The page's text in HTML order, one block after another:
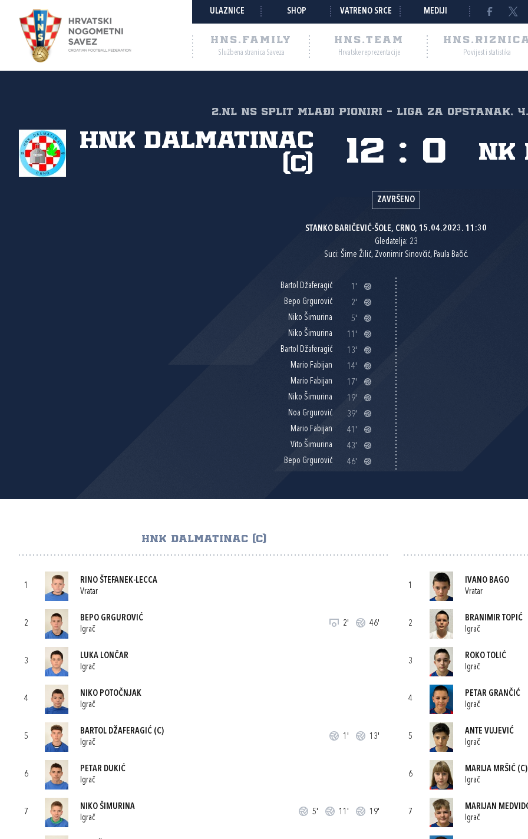
ULAZNICE SHOP VATRENO SRCE MEDIJI
HNS.FAMILY
Službena stranica Saveza
HNS.TEAM
Hrvatske reprezentacije Povijest i statistika
2.NL NS Split Mlađi pioniri - Liga za opstanak,
HNK Dalmatinac
(C)
NK
12 : 0
ZAVRŠENO
STANKO BARIČEVIĆ-ŠOLE, CRNO, 15.04.2023. 11:30
Gledatelja: 23
Suci: Šime Žilić, Zvonimir Sinovčić, Paula Bačić.
Bartol Džaferagić
1'
Bepo Grgurović
2'
Niko Šimurina
5'
Niko Šimurina
11'
Bartol Džaferagić
13'
Mario Fabijan
14'
Mario Fabijan
17'
Niko Šimurina
19'
Noa Grgurović
39'
Mario Fabijan
41'
Vito Šimurina
43'
Bepo Grgurović
46'
HNK DALMATINAC (C)
1
RINO ŠTEFANEK-LECCA
Vratar
2
BEPO GRGUROVIĆ
Igrač
2' 46'
3
LUKA LONČAR
Igrač
4
NIKO POTOČNJAK
Igrač
5
BARTOL DŽAFERAGIĆ (C)
Igrač
1' 13'
6
PETAR DUKIĆ
Igrač
7
NIKO ŠIMURINA
Igrač
5' 11' 19'
1
IVANO BAGO
Vratar
2
BRANIMIR TOPIĆ
Igrač
3
ROKO TOLIĆ
Igrač
4
PETAR GRANČIĆ
Igrač
5
ANTE VUJEVIĆ
Igrač
6
MARIJA MRŠIĆ(C)
Igrač
7
MARIJAN
Igrač